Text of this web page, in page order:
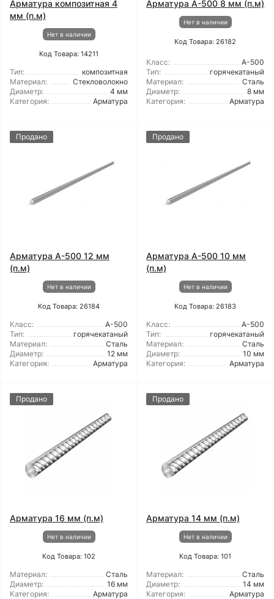
Арматура композитная 4
мм (п.м)
Нет в наличии
Код Товара: 14211
Тип:
композитная
Материал:
Стекловолокно
Диаметр:
4 мм
Категория:
Арматура
Арматура А-500 8 мм (п.м)
Нет в наличии
Код Товара: 26182
Класс:
А-500
Тип:
горячекатаный
Материал:
Сталь
Диаметр:
8 мм
Категория:
Арматура
Продано
Арматура А-500 12 мм
(п.м)
Нет в наличии
Код Товара: 26184
Класс:
А-500
Тип:
горячекатаный
Материал:
Сталь
Диаметр:
12 мм
Категория:
Арматура
Продано
Арматура А-500 10 мм
(п.м)
Нет в наличии
Код Товара: 26183
Класс:
А-500
Тип:
горячекатаный
Материал:
Сталь
Диаметр:
10 мм
Категория:
Арматура
Продано
Арматура 16 мм (п.м)
Нет в наличии
Код Товара: 102
Материал:
Сталь
Диаметр:
16 мм
Категория:
Арматура
Продано
Арматура 14 мм (п.м)
Нет в наличии
Код Товара: 101
Материал:
Сталь
Диаметр:
14 мм
Категория:
Арматура